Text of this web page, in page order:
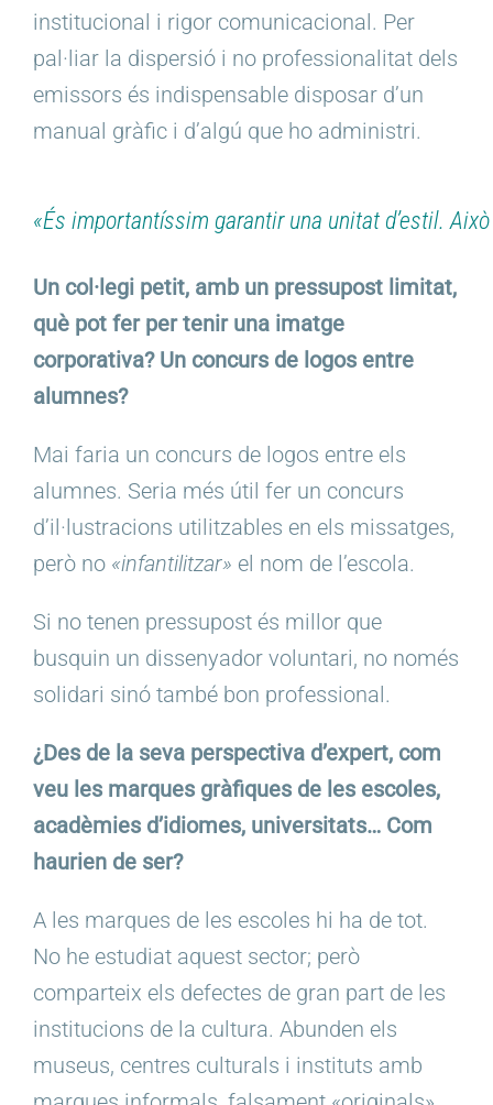
institucional i rigor comunicacional. Per
pal·liar la dispersió i no professionalitat dels
emissors és indispensable disposar d’un
manual gràfic i d’algú que ho administri.
«És importantíssim garantir una unitat d’estil.
Un col·legi petit, amb un pressupost limitat,
què pot fer per tenir una imatge
corporativa? Un concurs de logos entre
alumnes?
Mai faria un concurs de logos entre els
alumnes. Seria més útil fer un concurs
d’il·lustracions utilitzables en els missatges,
però no «infantilitzar» el nom de l’escola.
Si no tenen pressupost és millor que
busquin un dissenyador voluntari, no només
solidari sinó també bon professional.
¿Des de la seva perspectiva d’expert, com
veu les marques gràfiques de les escoles,
acadèmies d’idiomes, universitats… Com
haurien de ser?
A les marques de les escoles hi ha de tot.
No he estudiat aquest sector; però
comparteix els defectes de gran part de les
institucions de la cultura. Abunden els
museus, centres culturals i instituts amb